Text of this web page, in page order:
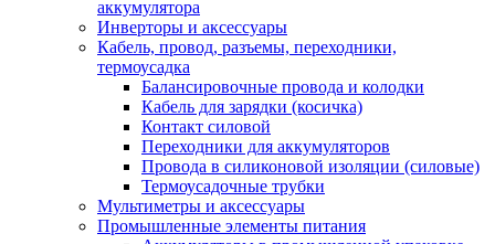
аккумулятора
Инверторы и аксессуары
Кабель, провод, разъемы, переходники,
термоусадка
Балансировочные провода и колодки
Кабель для зарядки (косичка)
Контакт силовой
Переходники для аккумуляторов
Провода в силиконовой изоляции (силовые)
Термоусадочные трубки
Мультиметры и аксессуары
Промышленные элементы питания